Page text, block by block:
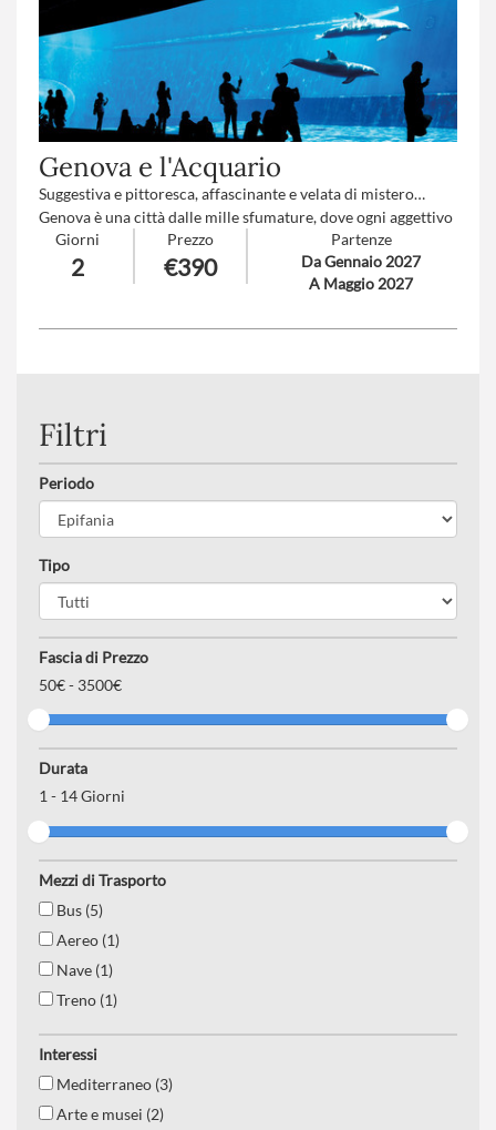
Genova e l'Acquario
Suggestiva e pittoresca, affascinante e velata di mistero…
Genova è una città dalle mille sfumature, dove ogni aggettivo
sembra raccontare solo una parte del suo animo complesso e
affascinante. “Splendore e Miseria” è la definizione che forse
più di tutte ne cattura l’essenza: un intreccio profondo di
palazzi nobiliari che si affacciano su vicoli stretti e segreti.
Giorni
2
Prezzo
€390
Partenze
Da Gennaio 2027
A Maggio 2027
Filtri
Periodo
Tipo
Fascia di Prezzo
50€ - 3500€
Durata
1- 14Giorni
Mezzi di Trasporto
Bus (5)
Aereo (1)
Nave (1)
Treno (1)
Interessi
Mediterraneo (3)
Arte e musei (2)